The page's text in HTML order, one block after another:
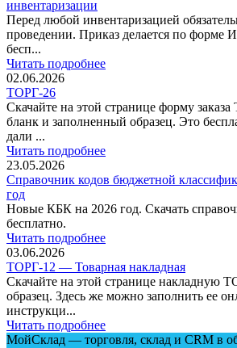
инвентаризации
Перед любой инвентаризацией
проведении. Приказ делается по форме
бесп...
Читать подробнее
02.06.2026
ТОРГ-26
Скачайте на этой странице форму
бланк и заполненный образец. Это
дали ...
Читать подробнее
23.05.2026
Справочник кодов бюджетной
год
Новые КБК на 2026 год. Скачать
бесплатно.
Читать подробнее
03.06.2026
ТОРГ-12 — Товарная накладная
Скачайте на этой странице накладную
образец. Здесь же можно заполнить ее
инструкци...
Читать подробнее
МойСклад — торговля, склад и CRM в